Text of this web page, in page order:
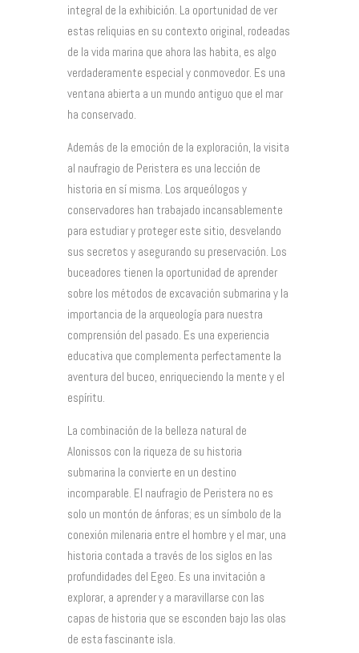
integral de la exhibición. La oportunidad de ver
estas reliquias en su contexto original, rodeadas
de la vida marina que ahora las habita, es algo
verdaderamente especial y conmovedor. Es una
ventana abierta a un mundo antiguo que el mar
ha conservado.
Además de la emoción de la exploración, la visita
al naufragio de Peristera es una lección de
historia en sí misma. Los arqueólogos y
conservadores han trabajado incansablemente
para estudiar y proteger este sitio, desvelando
sus secretos y asegurando su preservación. Los
buceadores tienen la oportunidad de aprender
sobre los métodos de excavación submarina y la
importancia de la arqueología para nuestra
comprensión del pasado. Es una experiencia
educativa que complementa perfectamente la
aventura del buceo, enriqueciendo la mente y el
espíritu.
La combinación de la belleza natural de
Alonissos con la riqueza de su historia
submarina la convierte en un destino
incomparable. El naufragio de Peristera no es
solo un montón de ánforas; es un símbolo de la
conexión milenaria entre el hombre y el mar, una
historia contada a través de los siglos en las
profundidades del Egeo. Es una invitación a
explorar, a aprender y a maravillarse con las
capas de historia que se esconden bajo las olas
de esta fascinante isla.